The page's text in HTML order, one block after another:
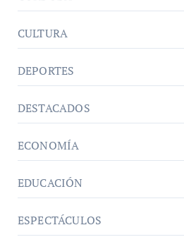
CULTURA
DEPORTES
DESTACADOS
ECONOMÍA
EDUCACIÓN
ESPECTÁCULOS